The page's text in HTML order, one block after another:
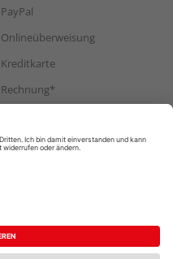
PayPal
Onlineüberweisung
Kreditkarte
Rechnung*
Versand
Widerruf
Datenschutz
Vertrag widerrufen